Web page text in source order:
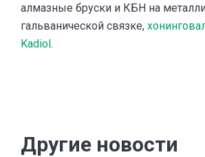
алмазные бруски и КБН на
гальванической связке,
Kadiol.
Другие новости